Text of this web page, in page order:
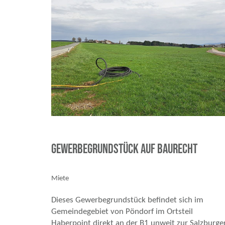
Gewerbegrundstück auf Baurecht
Miete
Dieses Gewerbegrundstück befindet sich im
Gemeindegebiet von Pöndorf im Ortsteil
Haberpoint direkt an der B1 unweit zur